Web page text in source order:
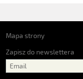
Mapa strony
Zapisz do newslettera